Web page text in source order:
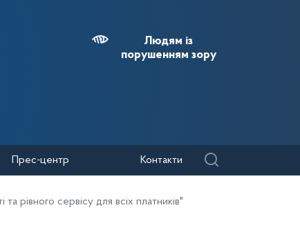
Людям із
порушенням зору
Прес-центр Контакти
рівного сервісу для всіх платників"